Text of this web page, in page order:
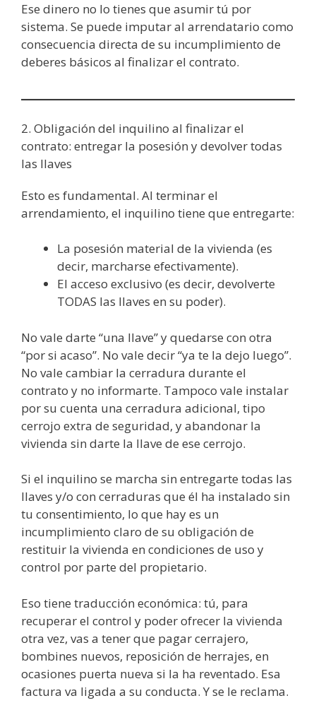
Ese dinero no lo tienes que asumir tú por
sistema. Se puede imputar al arrendatario como
consecuencia directa de su incumplimiento de
deberes básicos al finalizar el contrato.
2. Obligación del inquilino al finalizar el
contrato: entregar la posesión y devolver todas
las llaves
Esto es fundamental. Al terminar el
arrendamiento, el inquilino tiene que entregarte:
La posesión material de la vivienda (es
decir, marcharse efectivamente).
El acceso exclusivo (es decir, devolverte
TODAS las llaves en su poder).
No vale darte “una llave” y quedarse con otra
“por si acaso”. No vale decir “ya te la dejo luego”.
No vale cambiar la cerradura durante el
contrato y no informarte. Tampoco vale instalar
por su cuenta una cerradura adicional, tipo
cerrojo extra de seguridad, y abandonar la
vivienda sin darte la llave de ese cerrojo.
Si el inquilino se marcha sin entregarte todas las
llaves y/o con cerraduras que él ha instalado sin
tu consentimiento, lo que hay es un
incumplimiento claro de su obligación de
restituir la vivienda en condiciones de uso y
control por parte del propietario.
Eso tiene traducción económica: tú, para
recuperar el control y poder ofrecer la vivienda
otra vez, vas a tener que pagar cerrajero,
bombines nuevos, reposición de herrajes, en
ocasiones puerta nueva si la ha reventado. Esa
factura va ligada a su conducta. Y se le reclama.